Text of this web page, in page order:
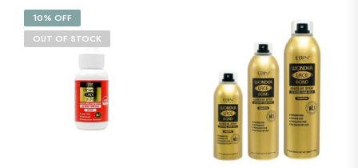
10% OFF
OUT OF STOCK